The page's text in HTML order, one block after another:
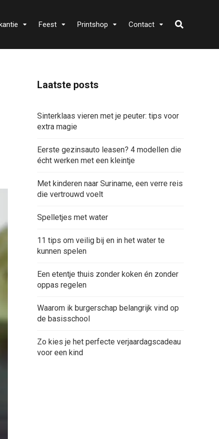
Feest Printshop Contact
Laatste posts
Sinterklaas vieren met je peuter: tips voor
extra magie
Eerste gezinsauto leasen? 4 modellen die
écht werken met een kleintje
Met kinderen naar Suriname, een verre reis
die vertrouwd voelt
Spelletjes met water
11 tips om veilig bij en in het water te
kunnen spelen
Een etentje thuis zonder koken én zonder
oppas regelen
Waarom ik burgerschap belangrijk vind op
de basisschool
Zo kies je het perfecte verjaardagscadeau
voor een kind